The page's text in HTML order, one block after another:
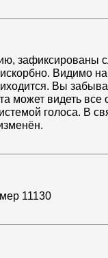
зафиксированы
Видимо
Вы
может видеть все
голоса. В
11130